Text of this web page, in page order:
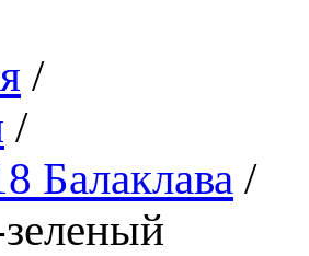
/
/
Балаклава /